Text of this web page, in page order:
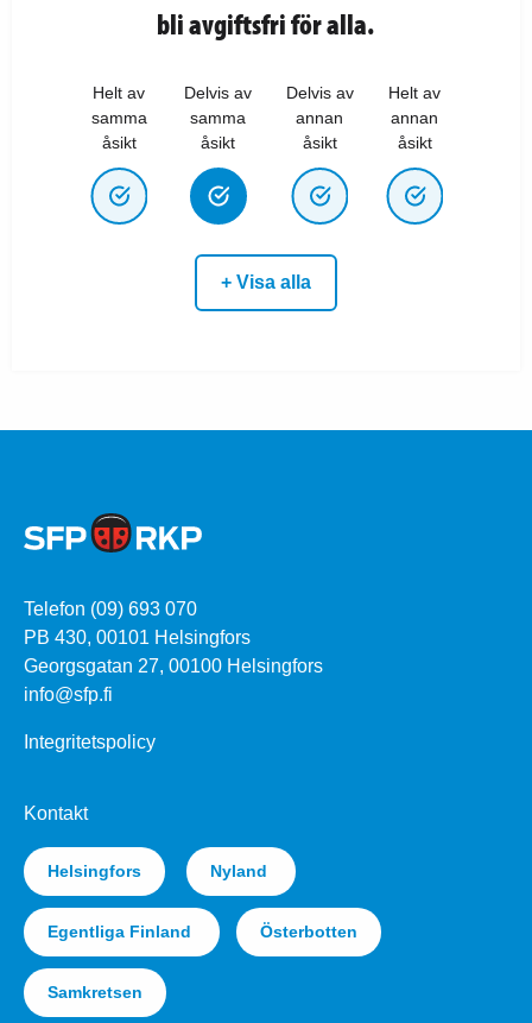
bli avgiftsfri för alla.
Helt av
samma
åsikt
Delvis av
samma
åsikt
Delvis av
annan
åsikt
Helt av
annan
åsikt
+ Visa alla
Telefon (09) 693 070
PB 430, 00101 Helsingfors
Georgsgatan 27, 00100 Helsingfors
info@sfp.fi
Integritetspolicy
Kontakt
Helsingfors Nyland
Egentliga Finland Österbotten
Samkretsen